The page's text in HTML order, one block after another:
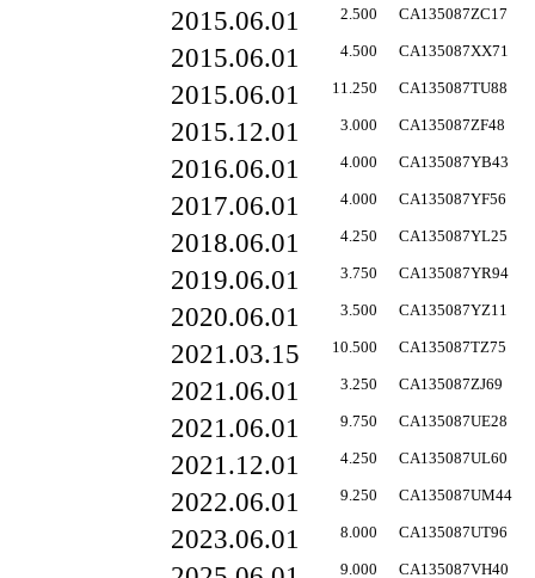
2015.06.01 2.500 CA135087ZC17
2015.06.01 4.500 CA135087XX71
2015.06.01 11.250 CA135087TU88
2015.12.01 3.000 CA135087ZF48
2016.06.01 4.000 CA135087YB43
2017.06.01 4.000 CA135087YF56
2018.06.01 4.250 CA135087YL25
2019.06.01 3.750 CA135087YR94
2020.06.01 3.500 CA135087YZ11
2021.03.15 10.500 CA135087TZ75
2021.06.01 3.250 CA135087ZJ69
2021.06.01 9.750 CA135087UE28
2021.12.01 4.250 CA135087UL60
2022.06.01 9.250 CA135087UM44
2023.06.01 8.000 CA135087UT96
9.000 CA135087VH40